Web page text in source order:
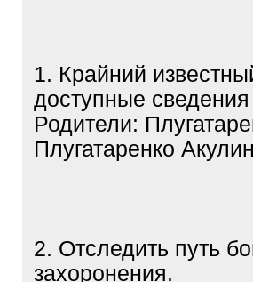
1. Крайний
доступные
Родители:
Плугатаренко
2. Отследить путь
захоронения.